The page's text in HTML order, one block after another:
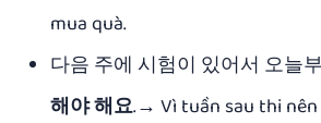
mua quà.
다음 주에 시험이 있어서 오늘
해야 해요.→ Vì tuần sau thi